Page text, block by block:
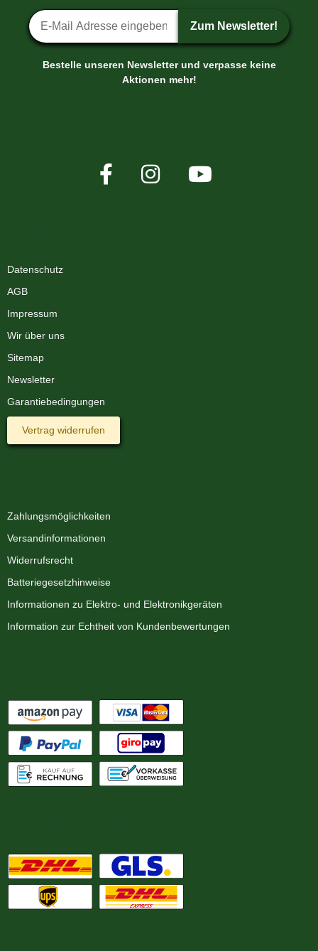
Newsletter-Anmeldung
Zum Newsletter!
Bestelle unseren Newsletter und verpasse keine
Aktionen mehr!
Datenschutz
AGB
Impressum
Wir über uns
Sitemap
Newsletter
Garantiebedingungen
Vertrag widerrufen
Zahlungsmöglichkeiten
Versandinformationen
Widerrufsrecht
Batteriegesetzhinweise
Informationen zu Elektro- und Elektronikgeräten
Information zur Echtheit von Kundenbewertungen